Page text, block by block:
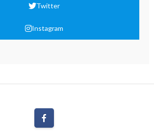
Twitter
Instagram